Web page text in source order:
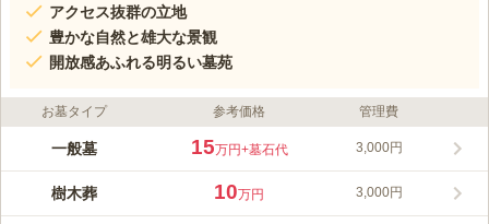
アクセス抜群の立地
豊かな自然と雄大な景観
開放感あふれる明るい墓苑
お墓タイプ 参考価格 管理費
一般墓 15万円+墓石代 3,000円
樹木葬 10万円 3,000円